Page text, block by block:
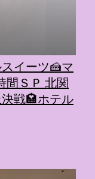
イーツ🍰マ
間ＳＰ 北関
戦🏩ホテル